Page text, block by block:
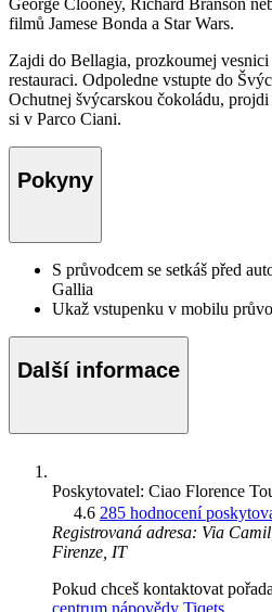
George Clooney, Richard Branson
filmů Jamese Bonda a Star Wars.
Zajdi do Bellagia, prozkoumej
restauraci. Odpoledne vstupte do
Ochutnej švýcarskou čokoládu, projdi
si v Parco Ciani.
Pokyny
S průvodcem se setkáš před
Gallia
Ukaž vstupenku v mobilu
Další informace
Poskytovatel: Ciao Florence
4.6 285 hodnocení
Registrovaná adresa: Via
Firenze, IT
Pokud chceš kontaktovat
centrum nápovědy Tiqets